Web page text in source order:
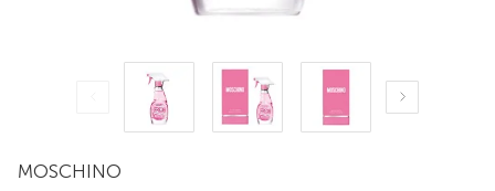
MOSCHINO